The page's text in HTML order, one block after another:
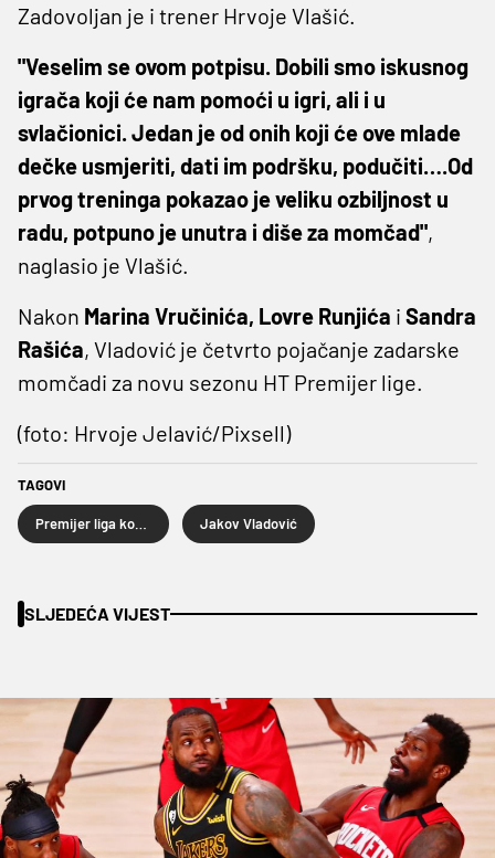
Zadovoljan je i trener Hrvoje Vlašić.
"Veselim se ovom potpisu. Dobili smo iskusnog
igrača koji će nam pomoći u igri, ali i u
svlačionici. Jedan je od onih koji će ove mlade
dečke usmjeriti, dati im podršku, podučiti….Od
prvog treninga pokazao je veliku ozbiljnost u
radu, potpuno je unutra i diše za momčad",
naglasio je Vlašić.
Nakon Marina Vručinića, Lovre Runjića i Sandra
Rašića, Vladović je četvrto pojačanje zadarske
momčadi za novu sezonu HT Premijer lige.
(foto: Hrvoje Jelavić/Pixsell)
TAGOVI
Jakov Vladović
SLJEDEĆA VIJEST